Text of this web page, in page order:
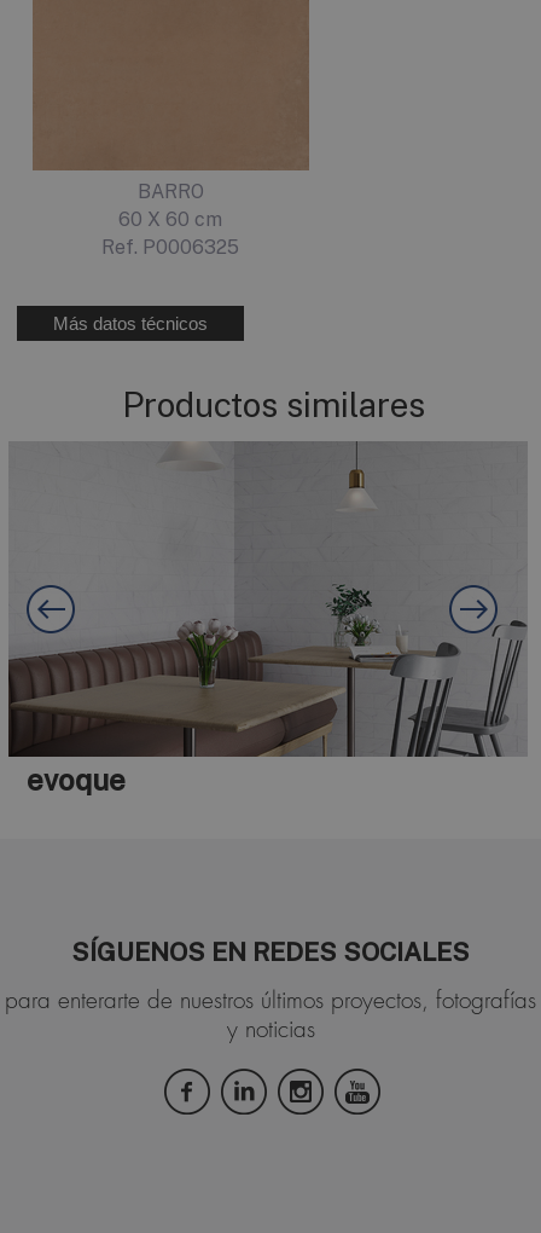
BARRO
60 X 60 cm
Ref. P0006325
Más datos técnicos
Productos similares
evoque
SÍGUENOS EN REDES SOCIALES
para enterarte de nuestros últimos proyectos, fotografías
y noticias